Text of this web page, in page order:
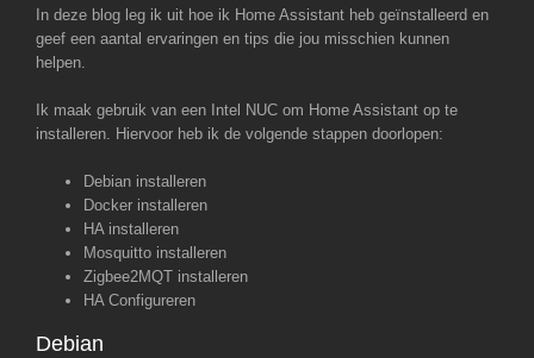
In deze blog leg ik uit hoe ik Home Assistant heb geïnstalleerd en
geef een aantal ervaringen en tips die jou misschien kunnen
helpen.
Ik maak gebruik van een Intel NUC om Home Assistant op te
installeren. Hiervoor heb ik de volgende stappen doorlopen:
Debian installeren
Docker installeren
HA installeren
Mosquitto installeren
Zigbee2MQT installeren
HA Configureren
Debian